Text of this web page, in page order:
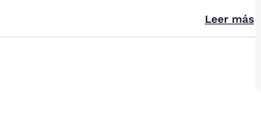
Leer más